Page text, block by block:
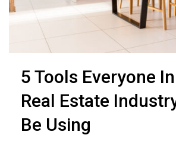
5 Tools Everyone
Real Estate
Be Using